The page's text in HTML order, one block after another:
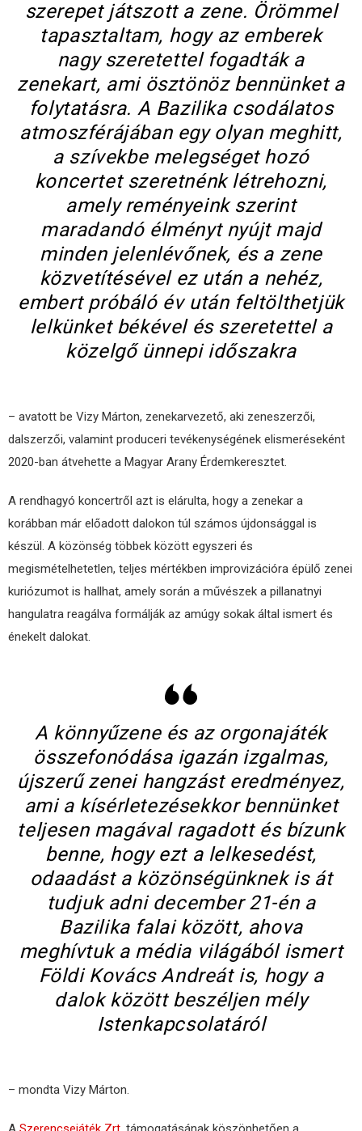
szerepet játszott a zene. Örömmel
tapasztaltam, hogy az emberek
nagy szeretettel fogadták a
zenekart, ami ösztönöz bennünket a
folytatásra. A Bazilika csodálatos
atmoszférájában egy olyan meghitt,
a szívekbe melegséget hozó
koncertet szeretnénk létrehozni,
amely reményeink szerint
maradandó élményt nyújt majd
minden jelenlévőnek, és a zene
közvetítésével ez után a nehéz,
embert próbáló év után feltölthetjük
lelkünket békével és szeretettel a
közelgő ünnepi időszakra
– avatott be Vizy Márton, zenekarvezető, aki zeneszerzői,
dalszerzői, valamint produceri tevékenységének elismeréseként
2020-ban átvehette a Magyar Arany Érdemkeresztet.
A rendhagyó koncertről azt is elárulta, hogy a zenekar a
korábban már előadott dalokon túl számos újdonsággal is
készül. A közönség többek között egyszeri és
megismételhetetlen, teljes mértékben improvizációra épülő zenei
kuriózumot is hallhat, amely során a művészek a pillanatnyi
hangulatra reagálva formálják az amúgy sokak által ismert és
énekelt dalokat.
A könnyűzene és az orgonajáték
összefonódása igazán izgalmas,
újszerű zenei hangzást eredményez,
ami a kísérletezésekkor bennünket
teljesen magával ragadott és bízunk
benne, hogy ezt a lelkesedést,
odaadást a közönségünknek is át
tudjuk adni december 21-én a
Bazilika falai között, ahova
meghívtuk a média világából ismert
Földi Kovács Andreát is, hogy a
dalok között beszéljen mély
Istenkapcsolatáról
– mondta Vizy Márton.